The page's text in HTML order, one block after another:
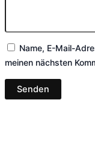
Name, E-Mail-
meinen nächsten